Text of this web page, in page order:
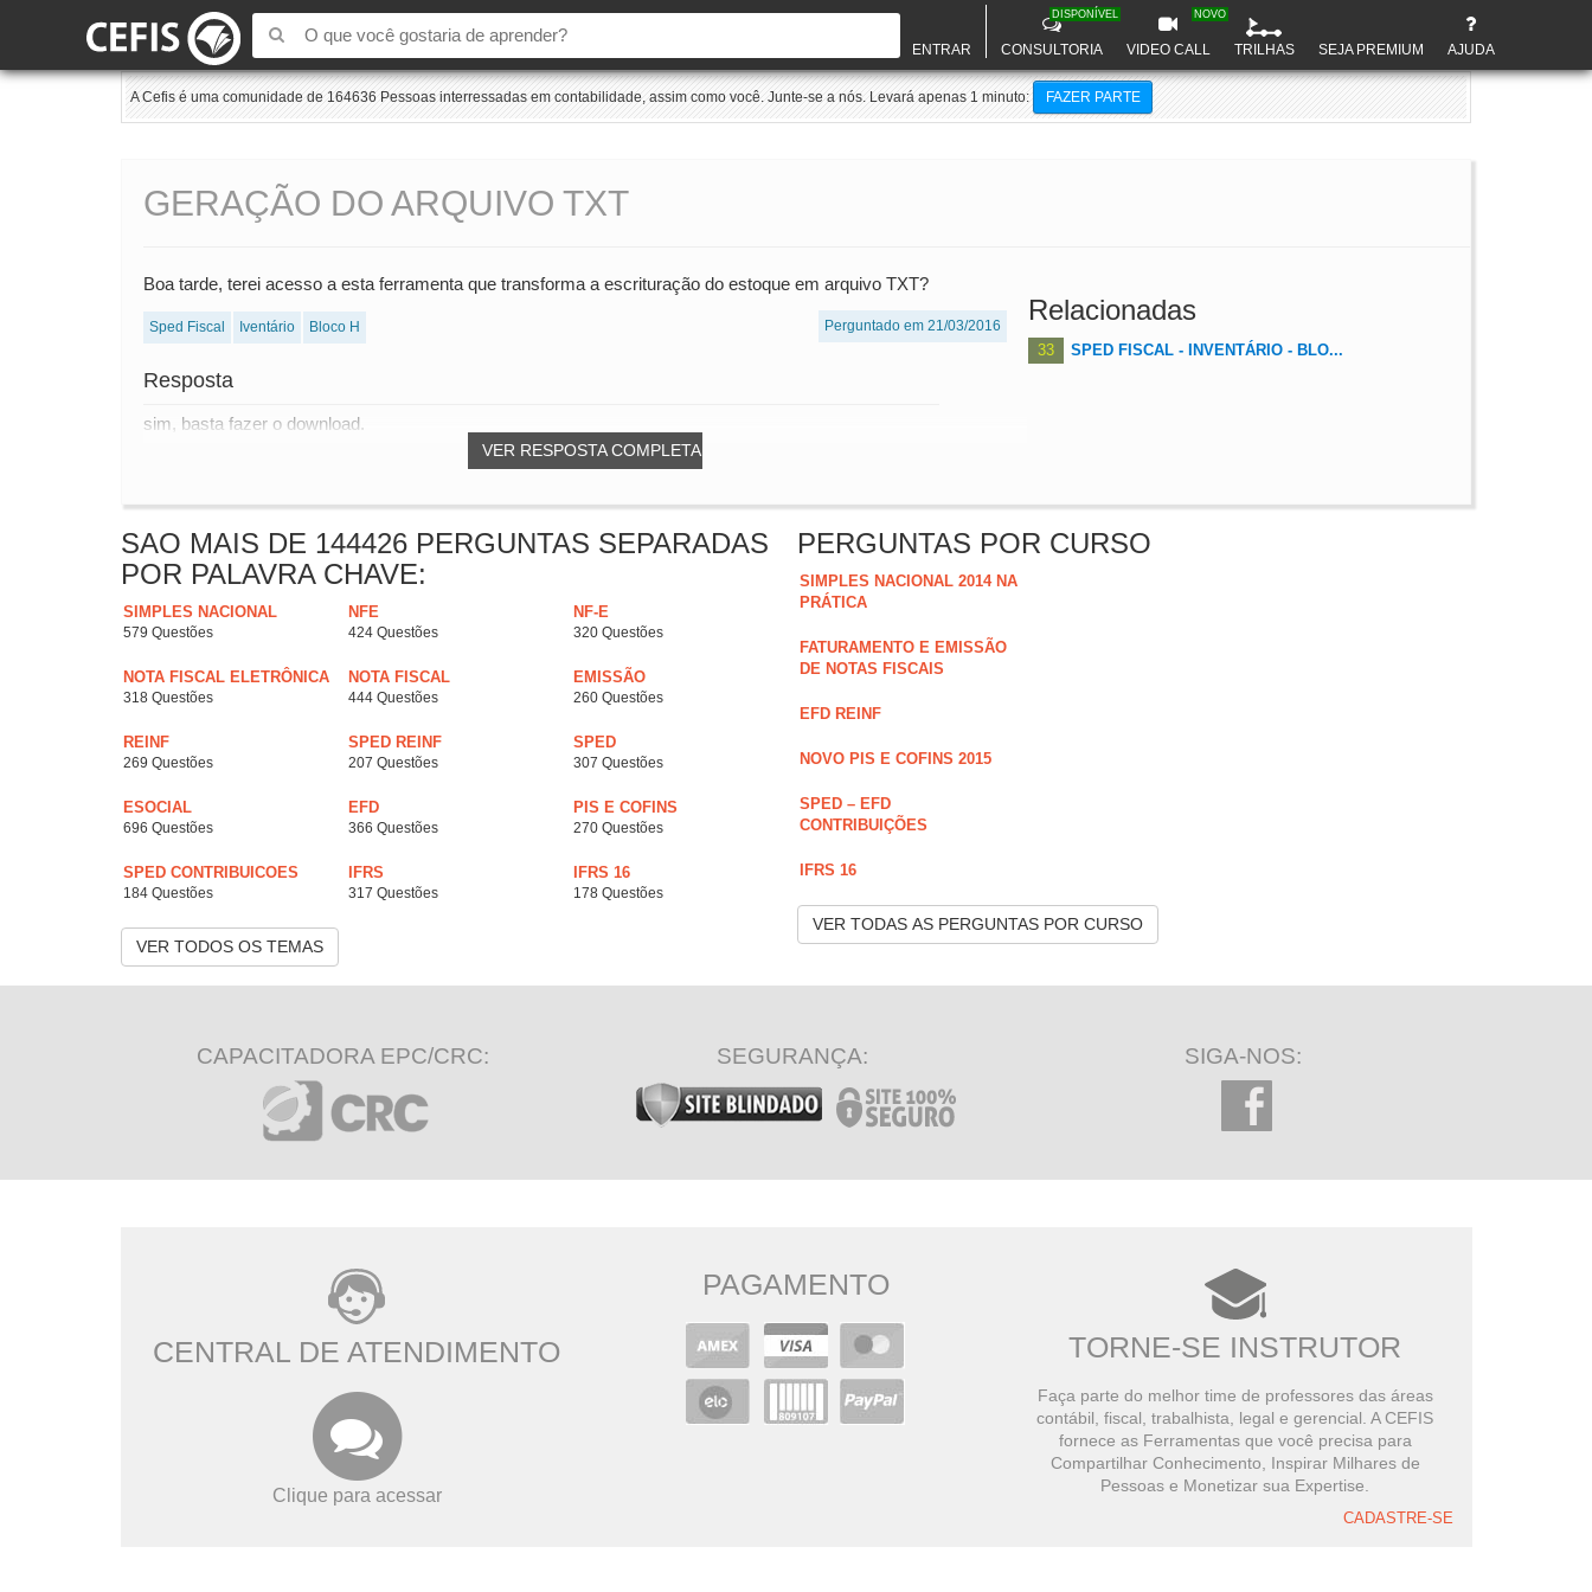
ENTRAR CONSULTORIA
DISPONÍVEL
VIDEO CALL
NOVO
TRILHAS SEJA PREMIUM AJUDA
A Cefis é uma comunidade de 164636 Pessoas interressadas em contabilidade, assim como você. Junte-se a nós. Levará apenas 1 minuto: FAZER PARTE
GERAÇÃO DO ARQUIVO TXT
Boa tarde, terei acesso a esta ferramenta que transforma a escrituração do estoque em arquivo TXT?
Sped Fiscal Iventário Bloco H Perguntado em 21/03/2016
Resposta
VER RESPOSTA COMPLETA
sim, basta fazer o download.
Relacionadas
33 SPED FISCAL - INVENTÁRIO - BLO...
SAO MAIS DE 144426 PERGUNTAS SEPARADAS
POR PALAVRA CHAVE:
SIMPLES NACIONAL
579 Questões
NFE
424 Questões
NF-E
320 Questões
NOTA FISCAL ELETRÔNICA
318 Questões
NOTA FISCAL
444 Questões
EMISSÃO
260 Questões
REINF
269 Questões
SPED REINF
207 Questões
SPED
307 Questões
ESOCIAL
696 Questões
EFD
366 Questões
PIS E COFINS
270 Questões
SPED CONTRIBUICOES
184 Questões
IFRS
317 Questões
IFRS 16
178 Questões
VER TODOS OS TEMAS
PERGUNTAS POR CURSO
SIMPLES NACIONAL 2014 NA
PRÁTICA
FATURAMENTO E EMISSÃO
DE NOTAS FISCAIS
EFD REINF
NOVO PIS E COFINS 2015
SPED – EFD
CONTRIBUIÇÕES
IFRS 16
VER TODAS AS PERGUNTAS POR CURSO
CAPACITADORA EPC/CRC: SEGURANÇA: SIGA-NOS:
CENTRAL DE ATENDIMENTO
Clique para acessar
PAGAMENTO
TORNE-SE INSTRUTOR
Faça parte do melhor time de professores das áreas
contábil, fiscal, trabalhista, legal e gerencial. A CEFIS
fornece as Ferramentas que você precisa para
Compartilhar Conhecimento, Inspirar Milhares de
Pessoas e Monetizar sua Expertise.
CADASTRE-SE